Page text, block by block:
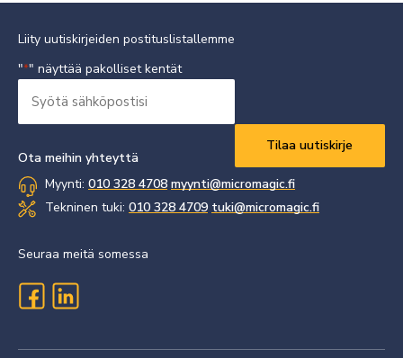
Liity uutiskirjeiden postituslistallemme
"*" näyttää pakolliset kentät
sähköpostisi
Ota meihin yhteyttä
Myynti: 010 328 4708 myynti@micromagic.fi
Tekninen tuki: 010 328 4709 tuki@micromagic.fi
Seuraa meitä somessa